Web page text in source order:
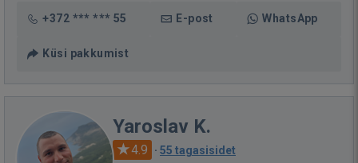
+372 *** *** 55 E-post WhatsApp
Küsi pakkumist
Yaroslav K.
4.9 · 55 tagasisidet